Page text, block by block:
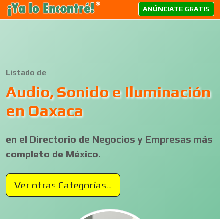
ANÚNCIATE GRATIS
Listado de
Audio, Sonido e Iluminación
en Oaxaca
en el Directorio de Negocios y Empresas más
completo de México.
Ver otras Categorías...